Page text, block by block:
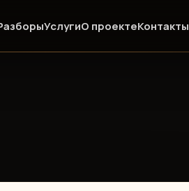
УслугиО проектеКонтакты